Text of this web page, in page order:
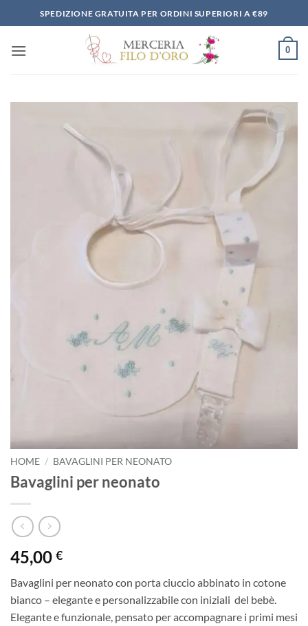
ai
SPEDIZIONE GRATUITA PER ORDINI SUPERIORI A €89
0
Aggiungi
alla lista
dei
desideri
HOME / BAVAGLINI PER NEONATO
Bavaglini per neonato
45,00 €
Bavaglini per neonato con porta ciuccio abbinato in cotone
bianco – elegante e personalizzabile con iniziali del bebè.
Elegante e funzionale, pensato per accompagnare i primi mesi